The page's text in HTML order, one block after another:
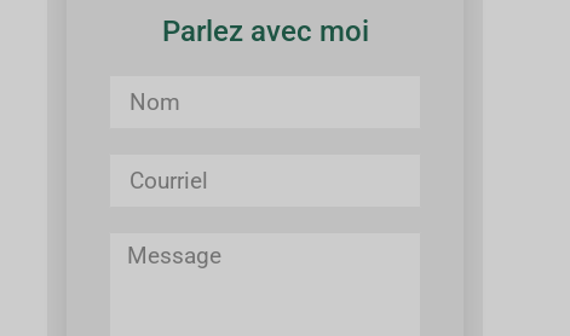
Parlez avec moi